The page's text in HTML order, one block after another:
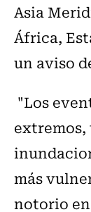
Asia
África,
un aviso
"Los
extremos,
más
notorio